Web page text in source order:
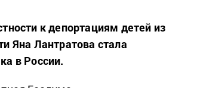
к депортациям детей из
Яна Лантратова стала
в России.